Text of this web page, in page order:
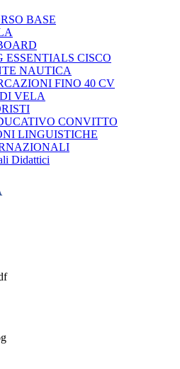
BASE
ESSENTIALS CISCO
NAUTICA
FINO 40 CV
VELA
CONVITTO
LINGUISTICHE
Didattici